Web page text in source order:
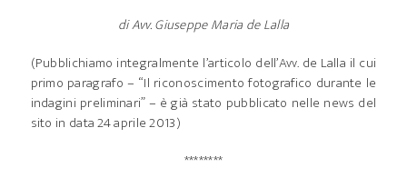
di Avv. Giuseppe Maria de Lalla
(Pubblichiamo integralmente l’articolo dell’Avv. de Lalla il cui
primo paragrafo – “Il riconoscimento fotografico durante le
indagini preliminari” – è già stato pubblicato nelle news del
sito in data 24 aprile 2013)
********